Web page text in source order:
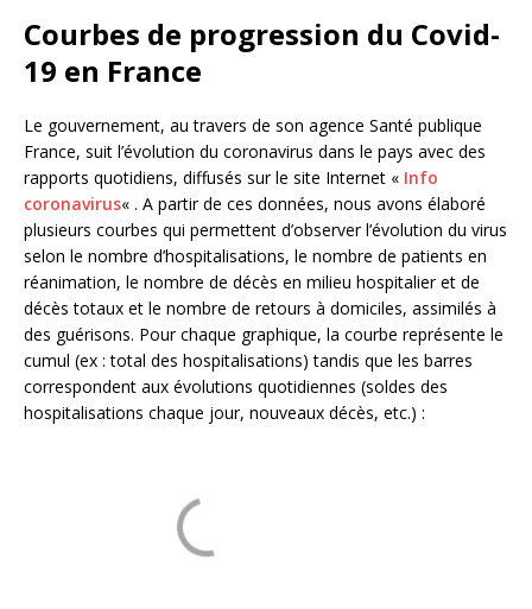
Courbes de progression du Covid-
19 en France
Le gouvernement, au travers de son agence Santé publique
France, suit l’évolution du coronavirus dans le pays avec des
rapports quotidiens, diffusés sur le site Internet « Info
coronavirus« . A partir de ces données, nous avons élaboré
plusieurs courbes qui permettent d’observer l’évolution du virus
selon le nombre d’hospitalisations, le nombre de patients en
réanimation, le nombre de décès en milieu hospitalier et de
décès totaux et le nombre de retours à domiciles, assimilés à
des guérisons. Pour chaque graphique, la courbe représente le
cumul (ex : total des hospitalisations) tandis que les barres
correspondent aux évolutions quotidiennes (soldes des
hospitalisations chaque jour, nouveaux décès, etc.) :